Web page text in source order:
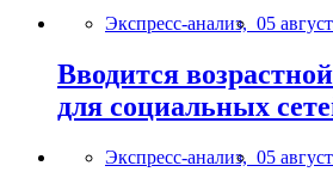
Экспресс-анализ, 05
Вводится
для социальных
Экспресс-анализ, 05